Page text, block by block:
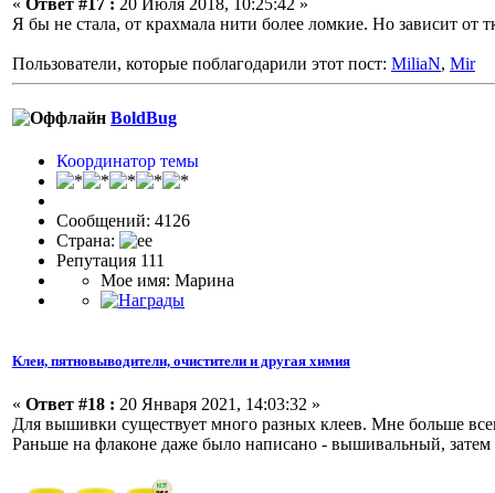
Я бы не стала, от крахмала нити более ломкие. Но зависит от
Пользователи, которые поблагодарили этот пост: MiliaN, Mir
BoldBug
Координатор темы
Сообщений: 4126
Страна:
Репутация 111
Мое имя: Марина
Клеи, пятновыводители, очистители и другая химия
« Ответ #18 : 20 Января 2021, 14:03:32 »
Для вышивки существует много разных клеев. Мне больше
Раньше на флаконе даже было написано - вышивальный,